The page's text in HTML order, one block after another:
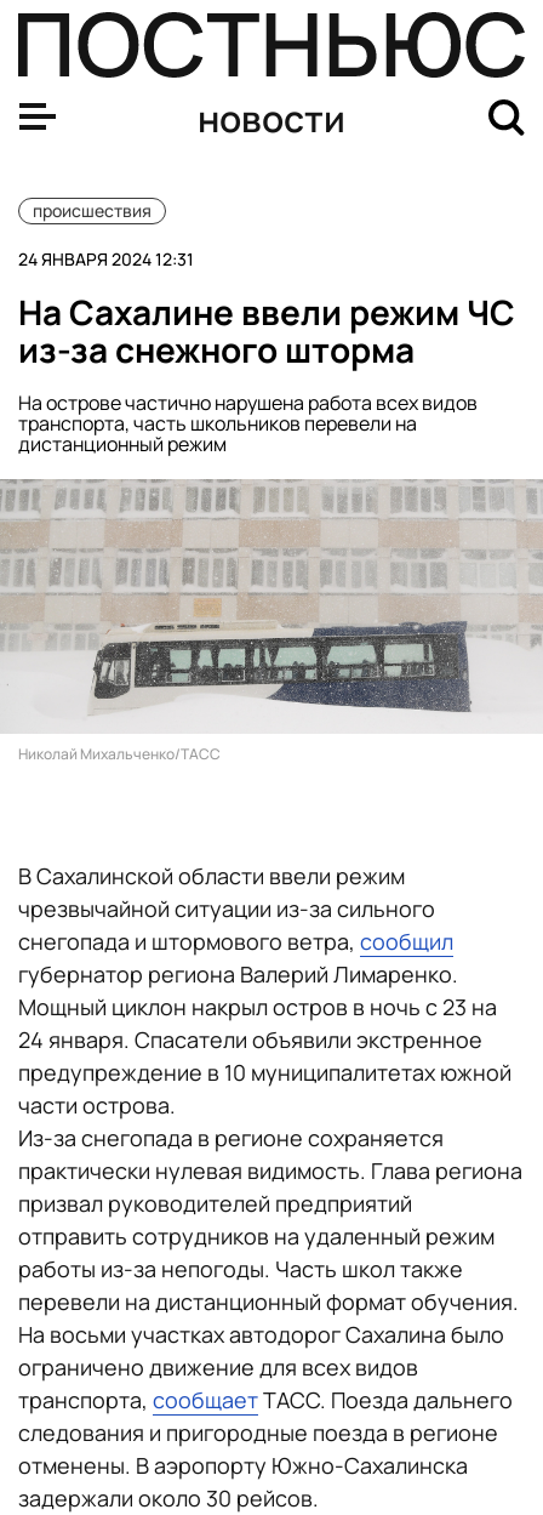
новости
происшествия
24 ЯНВАРЯ 2024 12:31
На Сахалине ввели режим ЧС
из-за снежного шторма
На острове частично нарушена работа всех видов
транспорта, часть школьников перевели на
дистанционный режим
Николай Михальченко/ТАСС
В Сахалинской области ввели режим
чрезвычайной ситуации из-за сильного
снегопада и штормового ветра, сообщил
губернатор региона Валерий Лимаренко.
Мощный циклон накрыл остров в ночь с 23 на
24 января. Спасатели объявили экстренное
предупреждение в 10 муниципалитетах южной
части острова.
Из-за снегопада в регионе сохраняется
практически нулевая видимость. Глава региона
призвал руководителей предприятий
отправить сотрудников на удаленный режим
работы из-за непогоды. Часть школ также
перевели на дистанционный формат обучения.
На восьми участках автодорог Сахалина было
ограничено движение для всех видов
транспорта, сообщаетТАСС. Поезда дальнего
следования и пригородные поезда в регионе
отменены. В аэропорту Южно-Сахалинска
задержали около 30 рейсов.
На Сахалине ввели режим ЧС из-за сильной метели